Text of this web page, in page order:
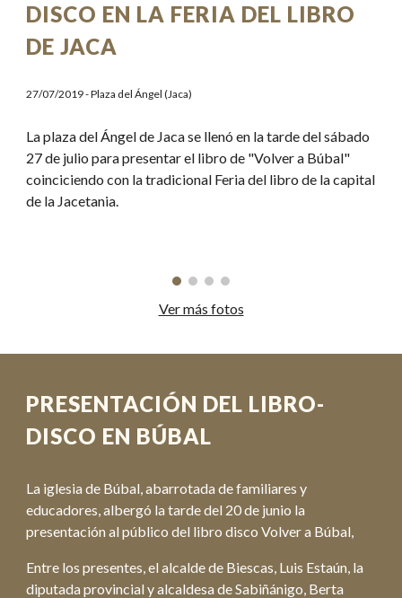
DISCO EN LA FERIA DEL LIBRO
DE JACA
27/07/2019 - Plaza del Ángel (Jaca)
La plaza del Ángel de Jaca se llenó en la tarde del sábado
27 de julio para presentar el libro de "Volver a Búbal"
coinciciendo con la tradicional Feria del libro de la capital
de la Jacetania.
Ver más fotos
PRESENTACIÓN DEL LIBRO-
DISCO EN BÚBAL
La iglesia de Búbal, abarrotada de familiares y
educadores, albergó la tarde del 20 de junio la
presentación al público del libro disco Volver a Búbal,
Entre los presentes, el alcalde de Biescas, Luis Estaún, la
diputada provincial y alcaldesa de Sabiñánigo, Berta